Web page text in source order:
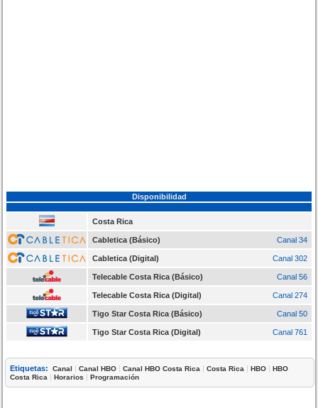
Disponibilidad
Costa Rica
Cabletica (Básico) Canal 34
Cabletica (Digital) Canal 302
Telecable Costa Rica (Básico) Canal 56
Telecable Costa Rica (Digital) Canal 274
Tigo Star Costa Rica (Básico) Canal 50
Tigo Star Costa Rica (Digital) Canal 761
Etiquetas: Canal |Canal HBO |Canal HBO Costa Rica |Costa Rica |HBO |HBO
Costa Rica |Horarios |Programación